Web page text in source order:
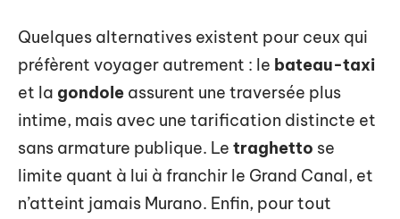
Quelques alternatives existent pour ceux qui
préfèrent voyager autrement : le bateau-taxi
et la gondole assurent une traversée plus
intime, mais avec une tarification distincte et
sans armature publique. Le traghetto se
limite quant à lui à franchir le Grand Canal, et
n’atteint jamais Murano. Enfin, pour tout